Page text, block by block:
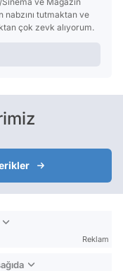
nabzını tutmaktan ve
çok zevk alıyorum.
Reklam